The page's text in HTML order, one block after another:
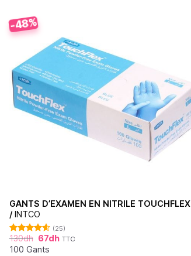
-48%
GANTS D’EXAMEN EN NITRILE TOUCHFLEX
/ INTCO
Note4.60
sur 5
(25)
130dh 67dh TTC
100 Gants